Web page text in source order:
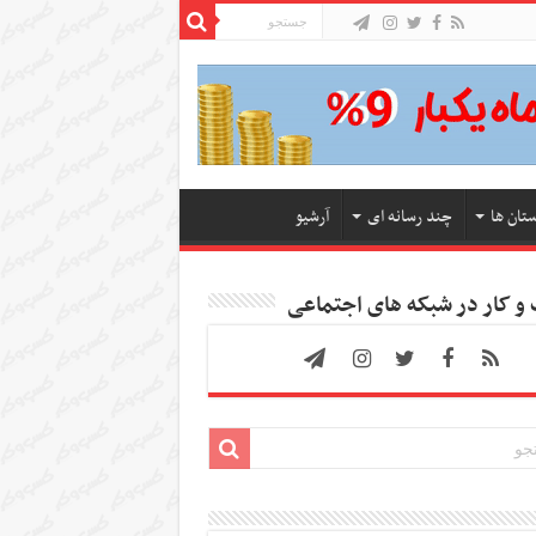
ها چند رسانه ای آرشیو
کار در شبکه های اجتماعی